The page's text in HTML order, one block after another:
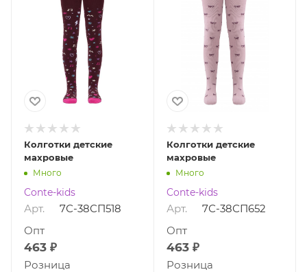
Колготки детские
махровые
Много
Conte-kids
Арт. 7С-38СП518
463 ₽
Опт
Розница
Колготки детские
махровые
Много
Conte-kids
Арт. 7С-38СП652
463 ₽
Опт
Розница